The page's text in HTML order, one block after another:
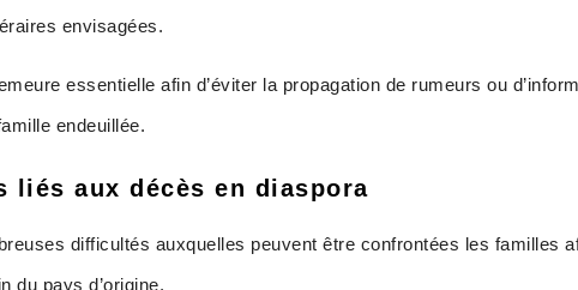
envisagées.
essentielle afin d’éviter la propagation de rumeurs ou
endeuillée.
liés aux décès en diaspora
difficultés auxquelles peuvent être confrontées les familles
du pays d’origine.